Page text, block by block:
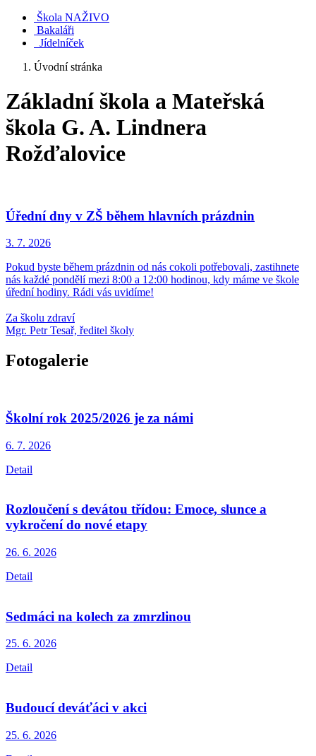
Škola NAŽIVO
Bakaláři
Jídelníček
Úvodní stránka
Základní škola a Mateřská
škola G. A. Lindnera
Rožďalovice
Úřední dny v ZŠ během hlavních prázdnin
3. 7. 2026
Pokud byste během prázdnin od nás cokoli potřebovali, zastihnete
nás každé pondělí mezi 8:00 a 12:00 hodinou, kdy máme ve škole
úřední hodiny. Rádi vás uvidíme!
Za školu zdraví
Mgr. Petr Tesař, ředitel školy
Fotogalerie
Školní rok 2025/2026 je za námi
6. 7. 2026
Detail
Rozloučení s devátou třídou: Emoce, slunce a
vykročení do nové etapy
26. 6. 2026
Detail
Sedmáci na kolech za zmrzlinou
25. 6. 2026
Detail
Budoucí deváťáci v akci
25. 6. 2026